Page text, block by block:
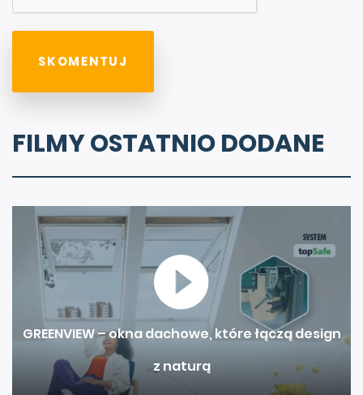
FILMY OSTATNIO DODANE
GREENVIEW – okna dachowe, które łączą design
z naturą